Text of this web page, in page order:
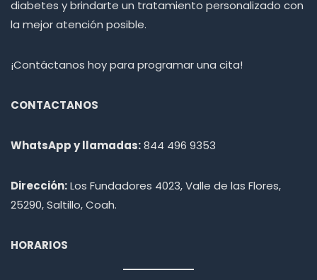
diabetes y brindarte un tratamiento personalizado con
la mejor atención posible.
¡Contáctanos hoy para programar una cita!
CONTACTANOS
WhatsApp y llamadas:844 496 9353
Dirección:Los Fundadores 4023, Valle de las Flores,
25290, Saltillo, Coah.
HORARIOS